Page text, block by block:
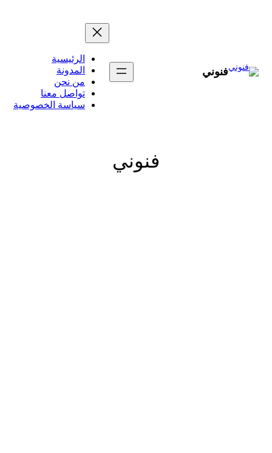
فنوني
الرئيسية
المدونة
من نحن
تواصل معنا
سياسة الخصوصية
فنوني